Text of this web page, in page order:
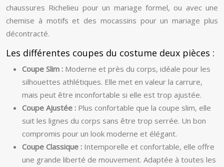
chaussures Richelieu pour un mariage formel, ou avec une
chemise à motifs et des mocassins pour un mariage plus
décontracté.
Les différentes coupes du costume deux pièces :
Coupe Slim : Moderne et près du corps, idéale pour les
silhouettes athlétiques. Elle met en valeur la carrure,
mais peut être inconfortable si elle est trop ajustée.
Coupe Ajustée : Plus confortable que la coupe slim, elle
suit les lignes du corps sans être trop serrée. Un bon
compromis pour un look moderne et élégant.
Coupe Classique : Intemporelle et confortable, elle offre
une grande liberté de mouvement. Adaptée à toutes les